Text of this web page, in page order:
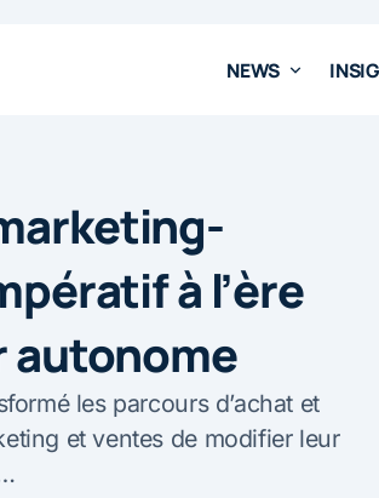
NEWS
à l’ère
autonome
les parcours d’achat et
et ventes de modifier leur